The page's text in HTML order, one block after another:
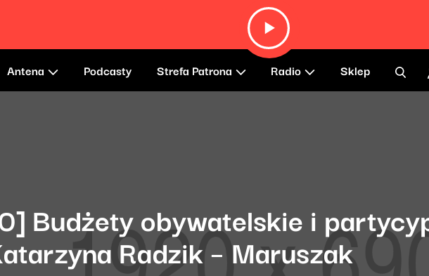
Antena Podcasty Strefa Patrona Radio Sklep
Budżety obywatelskie i
Radzik – Maruszak